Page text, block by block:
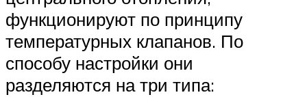
функционируют по принципу
температурных клапанов. По
способу настройки они
разделяются на три типа: